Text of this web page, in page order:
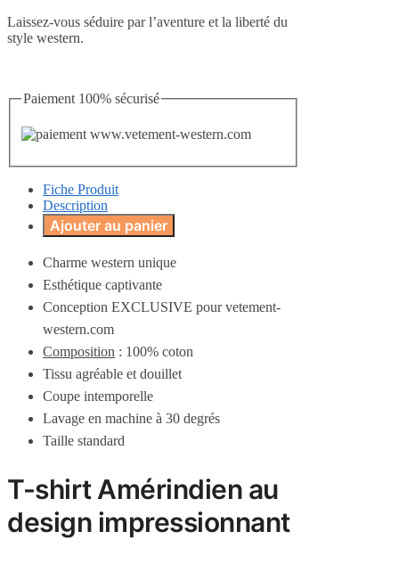
Laissez-vous séduire par l’aventure et la liberté du
style western.
Paiement 100% sécurisé
Fiche Produit
Description
Ajouter au panier
Charme western unique
Esthétique captivante
Conception EXCLUSIVE pour vetement-
western.com
Composition : 100% coton
Tissu agréable et douillet
Coupe intemporelle
Lavage en machine à 30 degrés
Taille standard
T-shirt Amérindien au
design impressionnant